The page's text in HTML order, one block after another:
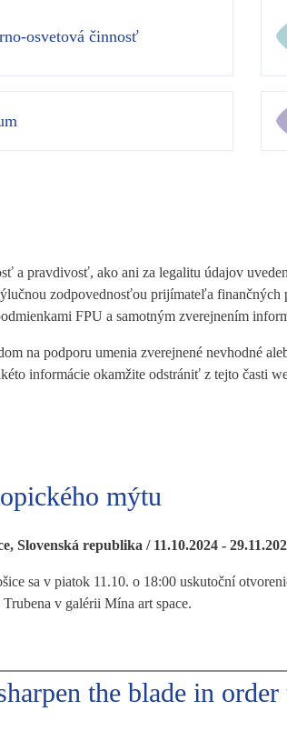
osvetová činnosť
a pravdivosť, ako ani za legalitu údajov
zodpovednosťou prijímateľa
FPU a samotným zverejnením
na podporu umenia zverejnené nevhodné
informácie okamžite odstrániť z tejto časti
mýtu
Slovenská republika / 11.10.2024 -
sa v piatok 11.10. o 18:00 uskutoční
v galérii Mína art space.
the blade in